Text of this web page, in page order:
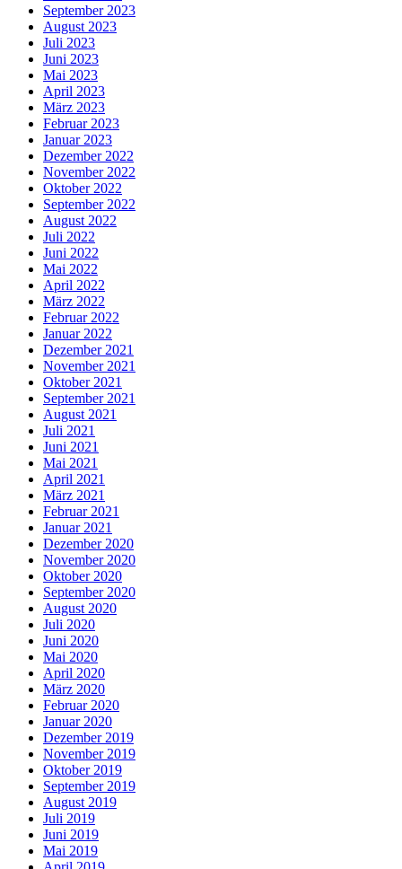
September 2023
August 2023
Juli 2023
Juni 2023
Mai 2023
April 2023
März 2023
Februar 2023
Januar 2023
Dezember 2022
November 2022
Oktober 2022
September 2022
August 2022
Juli 2022
Juni 2022
Mai 2022
April 2022
März 2022
Februar 2022
Januar 2022
Dezember 2021
November 2021
Oktober 2021
September 2021
August 2021
Juli 2021
Juni 2021
Mai 2021
April 2021
März 2021
Februar 2021
Januar 2021
Dezember 2020
November 2020
Oktober 2020
September 2020
August 2020
Juli 2020
Juni 2020
Mai 2020
April 2020
März 2020
Februar 2020
Januar 2020
Dezember 2019
November 2019
Oktober 2019
September 2019
August 2019
Juli 2019
Juni 2019
Mai 2019